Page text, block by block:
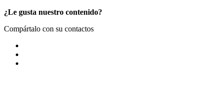
¿Le gusta nuestro contenido?
Compártalo con su contactos